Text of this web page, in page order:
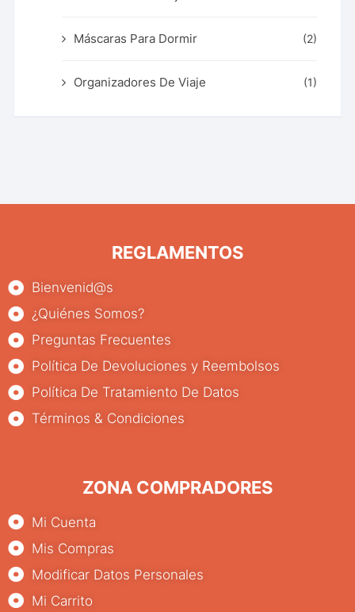
Máscaras Para Dormir (2)
Organizadores De Viaje (1)
REGLAMENTOS
Bienvenid@s
¿Quiénes Somos?
Preguntas Frecuentes
Política De Devoluciones y Reembolsos
Política De Tratamiento De Datos
Términos & Condiciones
ZONA COMPRADORES
Mi Cuenta
Mis Compras
Modificar Datos Personales
Mi Carrito